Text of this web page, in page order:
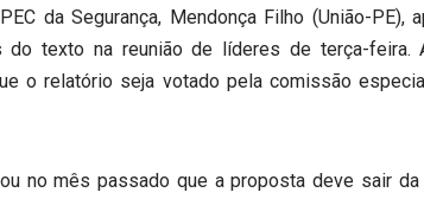
da Segurança, Mendonça Filho (União-PE),
do texto na reunião de líderes de terça-feira.
o relatório seja votado pela comissão
no mês passado que a proposta deve sair da